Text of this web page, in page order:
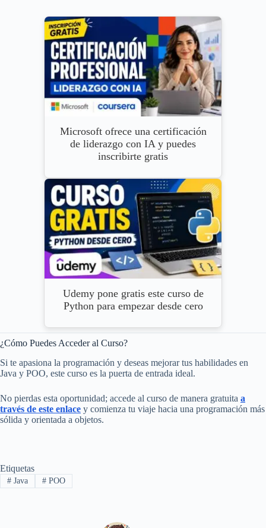
Microsoft ofrece una certificación
de liderazgo con IA y puedes
inscribirte gratis
Udemy pone gratis este curso de
Python para empezar desde cero
¿Cómo Puedes Acceder al Curso?
Si te apasiona la programación y deseas mejorar tus habilidades en
Java y POO, este curso es la puerta de entrada ideal.
No pierdas esta oportunidad; accede al curso de manera gratuita a
través de este enlace y comienza tu viaje hacia una programación más
sólida y orientada a objetos.
Etiquetas
#Java #POO